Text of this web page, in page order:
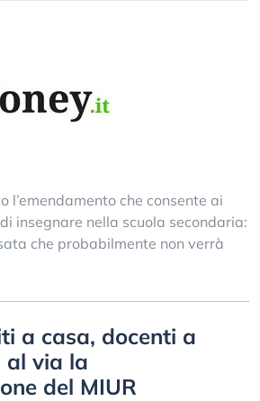
l’emendamento che consente ai
insegnare nella scuola secondaria:
che probabilmente non verrà
a casa, docenti a
al via la
del MIUR